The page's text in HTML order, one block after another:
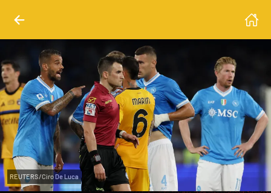
REUTERS/Ciro De Luca